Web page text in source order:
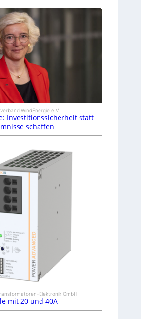
WindEnergie e.V.
Investitionssicherheit statt
schaffen
Elektronik GmbH
mit 20 und 40A